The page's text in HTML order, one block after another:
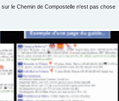
le Chemin de Compostelle n'est pas chose